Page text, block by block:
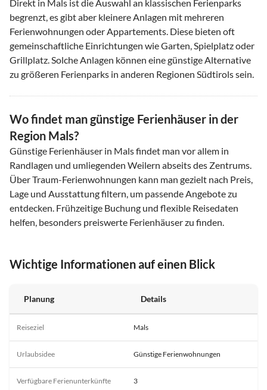
Direkt in Mals ist die Auswahl an klassischen Ferienparks
begrenzt, es gibt aber kleinere Anlagen mit mehreren
Ferienwohnungen oder Appartements. Diese bieten oft
gemeinschaftliche Einrichtungen wie Garten, Spielplatz oder
Grillplatz. Solche Anlagen können eine günstige Alternative
zu größeren Ferienparks in anderen Regionen Südtirols sein.
Wo findet man günstige Ferienhäuser in der
Region Mals?
Günstige Ferienhäuser in Mals findet man vor allem in
Randlagen und umliegenden Weilern abseits des Zentrums.
Über Traum-Ferienwohnungen kann man gezielt nach Preis,
Lage und Ausstattung filtern, um passende Angebote zu
entdecken. Frühzeitige Buchung und flexible Reisedaten
helfen, besonders preiswerte Ferienhäuser zu finden.
Wichtige Informationen auf einen Blick
Planung Details
Reiseziel Mals
Urlaubsidee Günstige Ferienwohnungen
Verfügbare Ferienunterkünfte 3